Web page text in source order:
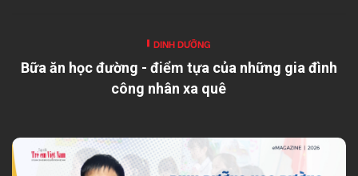
DINH DƯỠNG
Bữa ăn học đường - điểm tựa của những gia đình
công nhân xa quê